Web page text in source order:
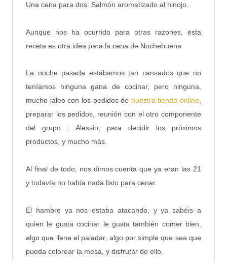
Una cena para dos: Salmón aromatizado al hinojo.
Aunque nos ha ocurrido para otras razones, esta
receta es otra idea para la cena de Nochebuena
La noche pasada estábamos tan cansados que no
teníamos ninguna gana de cocinar, pero ninguna,
mucho jaleo con los pedidos de nuestra tienda online
preparar los pedidos, reunión con el otro componente
del grupo , Alessio, para decidir los próximos
productos, y mucho más.
Al final de todo, nos dimos cuenta que ya eran las 21
y todavía no había nada listo para cenar.
El hambre ya nos estaba atacando, y ya sabéis a
quien le gusta cocinar le gusta también comer bien,
algo que llene el paladar, algo por simple que sea que
pueda colorear la mesa, y disfrutar de ello.